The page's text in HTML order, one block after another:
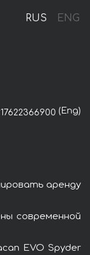
RUS ENG
(Eng)
аренду
современной
EVO Spyder